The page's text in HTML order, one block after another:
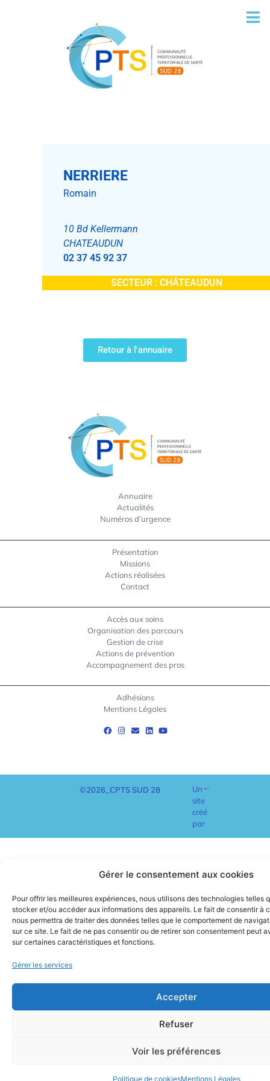
Gérer le consentement aux cookies
Pour offrir les meilleures expériences, nous utilisons des technologies telles
stocker et/ou accéder aux informations des appareils. Le fait de consentir à
nous permettra de traiter des données telles que le comportement de
sur ce site. Le fait de ne pas consentir ou de retirer son consentement peut
sur certaines caractéristiques et fonctions.
Gérer les services
Accepter
Refuser
Voir les préférences
Politique de cookiesMentions Légales
NERRIERE
Romain
10 Bd Kellermann
CHATEAUDUN
02 37 45 92 37
SECTEUR : CHÂTEAUDUN
Retour à l'annuaire
Annuaire
Actualités
Numéros d’urgence
Présentation
Missions
Actions réalisées
Contact
Accès aux soins
Organisation des parcours
Gestion de crise
Actions de prévention
Accompagnement des pros
Adhésions
Mentions Légales
©2026_CPTS SUD 28
Un
site
créé
par